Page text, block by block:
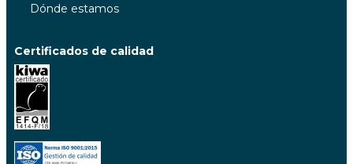
Dónde estamos
Certificados de calidad